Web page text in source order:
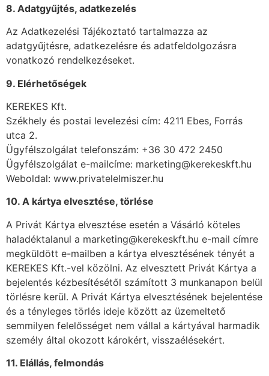
8. Adatgyűjtés, adatkezelés
Az Adatkezelési Tájékoztató tartalmazza az
adatgyűjtésre, adatkezelésre és adatfeldolgozásra
vonatkozó rendelkezéseket.
9. Elérhetőségek
KEREKES Kft.
Székhely és postai levelezési cím: 4211 Ebes, Forrás
utca 2.
Ügyfélszolgálat telefonszám: +36 30 472 2450
Ügyfélszolgálat e-mailcíme: marketing@kerekeskft.hu
Weboldal: www.privatelelmiszer.hu
10. A kártya elvesztése, törlése
A Privát Kártya elvesztése esetén a Vásárló köteles
haladéktalanul a marketing@kerekeskft.hu e-mail címre
megküldött e-mailben a kártya elvesztésének tényét a
KEREKES Kft.-vel közölni. Az elvesztett Privát Kártya a
bejelentés kézbesítésétől számított 3 munkanapon belül
törlésre kerül. A Privát Kártya elvesztésének bejelentése
és a tényleges törlés ideje között az üzemeltető
semmilyen felelősséget nem vállal a kártyával harmadik
személy által okozott károkért, visszaélésekért.
11. Elállás, felmondás